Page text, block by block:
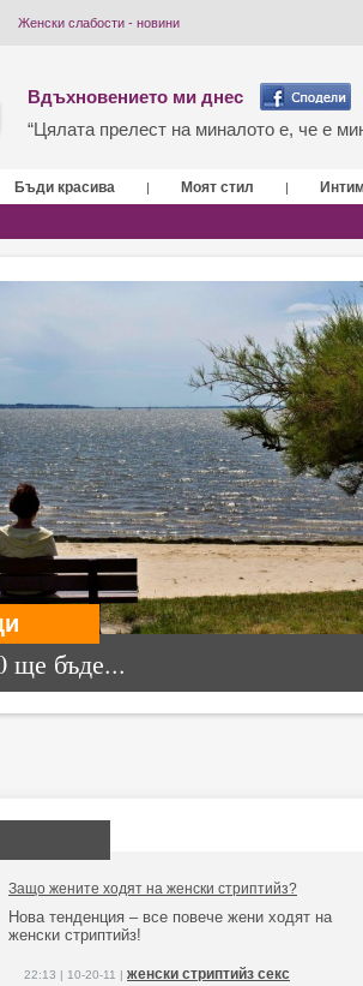
Женски слабости - новини
Вдъхновението ми днес
“Цялата прелест на миналото е, че е
Бъди красива | Моят стил |
ще бъде...
Защо жените ходят на женски стриптийз?
Нова тенденция – все повече жени ходят на
женски стриптийз!
22:13 | 10-20-11 | женски стриптийз секс